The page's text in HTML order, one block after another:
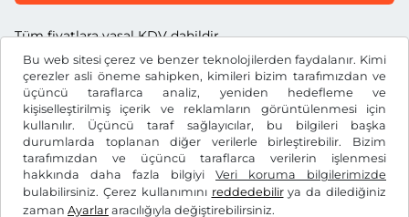
Bu web sitesi çerez ve benzer teknolojilerden faydalanır. Kimi
çerezler asli öneme sahipken, kimileri bizim tarafımızdan ve
üçüncü taraflarca analiz, yeniden hedefleme ve
kişiselleştirilmiş içerik ve reklamların görüntülenmesi için
kullanılır. Üçüncü taraf sağlayıcılar, bu bilgileri başka
durumlarda toplanan diğer verilerle birleştirebilir. Bizim
tarafımızdan ve üçüncü taraflarca verilerin işlenmesi
hakkında daha fazla bilgiyi Veri koruma bilgilerimizde
bulabilirsiniz. Çerez kullanımını reddedebilirya da dilediğiniz
zaman Ayarlar aracılığıyla değiştirebilirsiniz.
Tüm fiyatlara yasal KDV dahildir.
TL ₺TRY
Facebook Instagram